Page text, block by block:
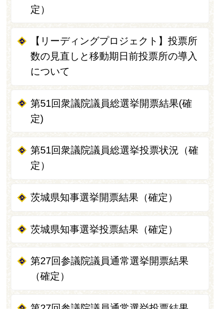
定）
【リーディングプロジェクト】投票所
数の見直しと移動期日前投票所の導入
について
第51回衆議院議員総選挙開票結果(確
定)
第51回衆議院議員総選挙投票状況（確
定）
茨城県知事選挙開票結果（確定）
茨城県知事選挙投票結果（確定）
第27回参議院議員通常選挙開票結果
（確定）